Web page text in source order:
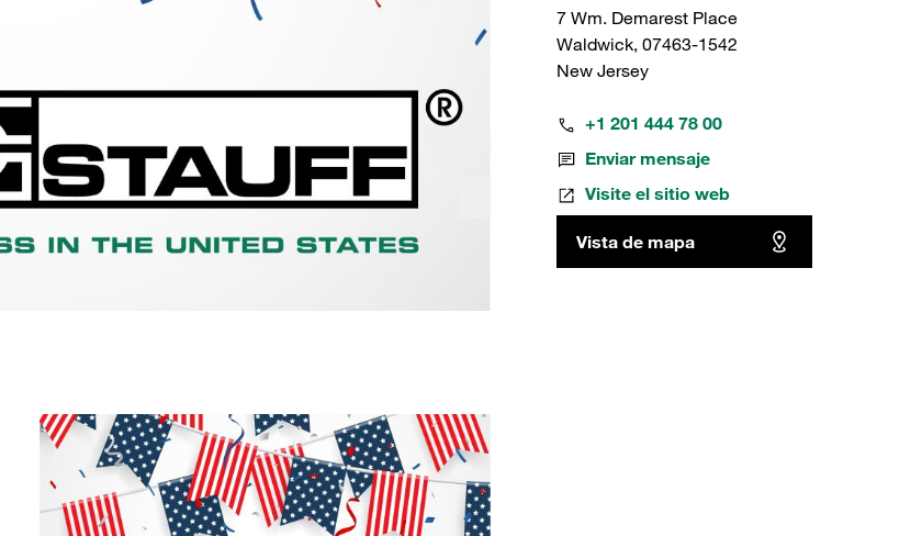
7 Wm. Demarest Place
Waldwick, 07463-1542
New Jersey
+1 201 444 78 00
Enviar mensaje
Visite el sitio web
Vista de mapa